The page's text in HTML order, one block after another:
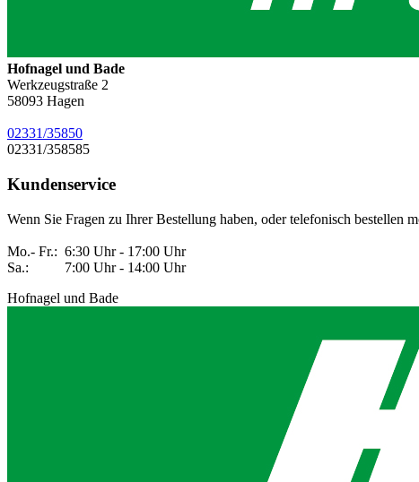
Hofnagel und Bade
Werkzeugstraße 2
58093 Hagen
02331/35850
02331/358585
Kundenservice
Wenn Sie Fragen zu Ihrer Bestellung haben, oder telefonisch bestellen
Mo.- Fr.: 6:30 Uhr - 17:00 Uhr
Sa.: 7:00 Uhr - 14:00 Uhr
Hofnagel und Bade